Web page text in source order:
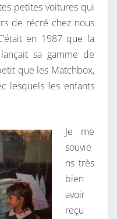
petites voitures qui
de récré chez nous
en 1987 que la
sa gamme de
que les Matchbox,
lesquels les enfants
Je me
souvie
ns très
bien
avoir
reçu